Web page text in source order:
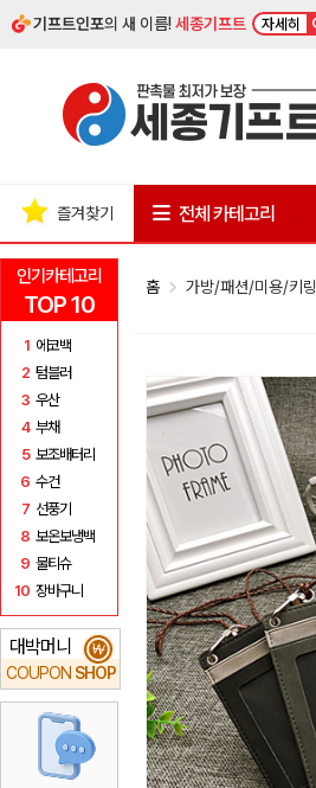
기프트인포의 새 이름!세종기프트 자세히
인기카테고리
TOP 10
1 에코백
2 텀블러
3 우산
4 부채
5 보조배터리
6 수건
7 선풍기
8 보온보냉백
9 물티슈
10 장바구니
대박머니
COUPON SHOP
₩
즐겨찾기 전체 카테고리
홈 가방/패션/미용/키링